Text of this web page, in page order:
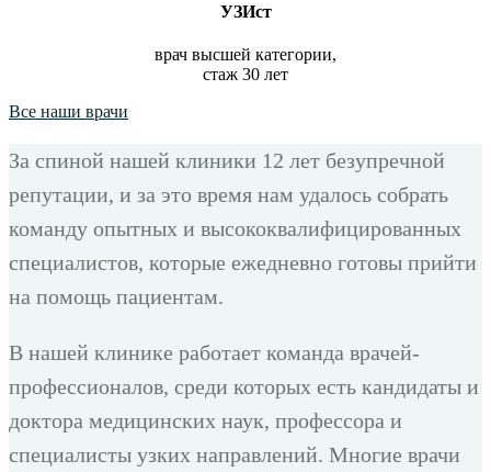
УЗИст
врач высшей категории,
стаж 30 лет
Все наши врачи
За спиной нашей клиники 12 лет безупречной
репутации, и за это время нам удалось собрать
команду опытных и высококвалифицированных
специалистов, которые ежедневно готовы прийти
на помощь пациентам.
В нашей клинике работает команда врачей-
профессионалов, среди которых есть кандидаты и
доктора медицинских наук, профессора и
специалисты узких направлений. Многие врачи